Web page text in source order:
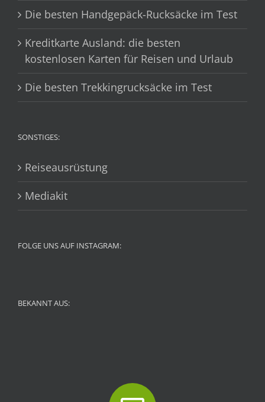
Die besten Handgepäck-Rucksäcke im Test
Kreditkarte Ausland: die besten
kostenlosen Karten für Reisen und Urlaub
Die besten Trekkingrucksäcke im Test
SONSTIGES:
Reiseausrüstung
Mediakit
FOLGE UNS AUF INSTAGRAM:
BEKANNT AUS: